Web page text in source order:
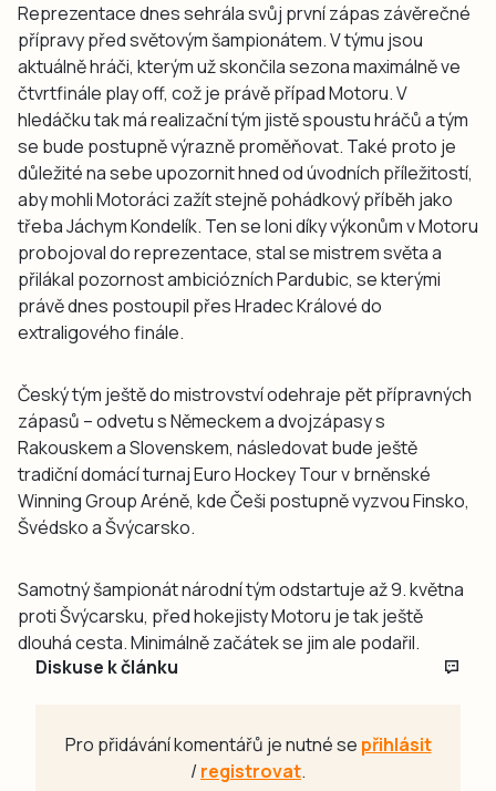
Reprezentace dnes sehrála svůj první zápas závěrečné
přípravy před světovým šampionátem. V týmu jsou
aktuálně hráči, kterým už skončila sezona maximálně ve
čtvrtfinále play off, což je právě případ Motoru. V
hledáčku tak má realizační tým jistě spoustu hráčů a tým
se bude postupně výrazně proměňovat. Také proto je
důležité na sebe upozornit hned od úvodních příležitostí,
aby mohli Motoráci zažít stejně pohádkový příběh jako
třeba Jáchym Kondelík. Ten se loni díky výkonům v Motoru
probojoval do reprezentace, stal se mistrem světa a
přilákal pozornost ambiciózních Pardubic, se kterými
právě dnes postoupil přes Hradec Králové do
extraligového finále.
Český tým ještě do mistrovství odehraje pět přípravných
zápasů – odvetu s Německem a dvojzápasy s
Rakouskem a Slovenskem, následovat bude ještě
tradiční domácí turnaj Euro Hockey Tour v brněnské
Winning Group Aréně, kde Češi postupně vyzvou Finsko,
Švédsko a Švýcarsko.
Samotný šampionát národní tým odstartuje až 9. května
proti Švýcarsku, před hokejisty Motoru je tak ještě
dlouhá cesta. Minimálně začátek se jim ale podařil.
Diskuse k článku
Pro přidávání komentářů je nutné se přihlásit
/registrovat.